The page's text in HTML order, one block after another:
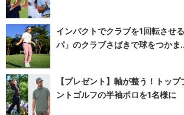
インパクトでクラブを1回転させ
パ」のクラブさばきで球をつかま
【プレゼント】軸が整う！トッ
ントゴルフの半袖ポロを1名様に